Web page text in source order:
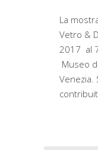
La
Vetro &
2017 al
Museo
Venezia.